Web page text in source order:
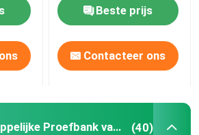
Beste prijs
Contacteer ons
De gemeenschappelijke Proefbank van de Spoorinjecteur (40)